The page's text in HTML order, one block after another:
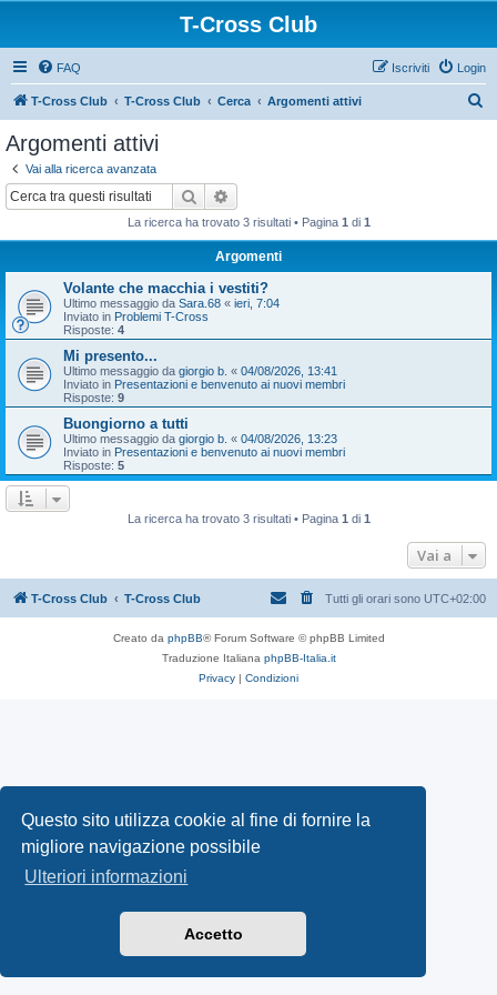
Questo sito utilizza cookie al fine di fornire la
migliore navigazione possibile
Ulteriori informazioni
Accetto
T-Cross Club
FAQ Login
Iscriviti
T-Cross Club T-Cross Club Cerca Argomenti attivi
Argomenti attivi
Vai alla ricerca avanzata
Cerca
La ricerca ha trovato 3 risultati • Pagina 1 di 1
Argomenti
Volante che macchia i vestiti?
Ultimo messaggio da Sara.68 « ieri, 7:04
Inviato in Problemi T-Cross
Risposte: 4
Mi presento...
Ultimo messaggio da giorgio b. « 04/08/2026, 13:41
Inviato in Presentazioni e benvenuto ai nuovi membri
Risposte: 9
Buongiorno a tutti
Ultimo messaggio da giorgio b. « 04/08/2026, 13:23
Inviato in Presentazioni e benvenuto ai nuovi membri
Risposte: 5
La ricerca ha trovato 3 risultati • Pagina 1 di 1
Vai a
T-Cross Club T-Cross Club Tutti gli orari sono UTC+02:00
Creato da phpBB® Forum Software © phpBB Limited
Traduzione Italiana phpBB-Italia.it
Privacy | Condizioni